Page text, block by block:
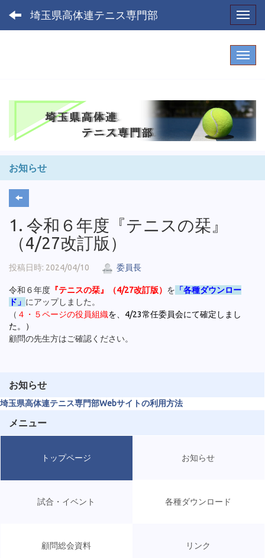
埼玉県高体連テニス専門部
お知らせ
1. 令和６年度『テニスの栞』
（4/27改訂版）
投稿日時: 2024/04/10 委員長
令和６年度 『テニスの栞』（4/27改訂版） を 「各種ダウンロー
ド」 にアップしました。
（ ４・５ページの役員組織を、4/23常任委員会にて確定しまし
た。
）
顧問の先生方はご確認ください。
お知らせ
埼玉県高体連テニス専門部Webサイトの利用方法
メニュー
トップページ お知らせ
試合・イベント 各種ダウンロード
顧問総会資料 リンク